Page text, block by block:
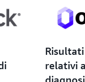
relativi